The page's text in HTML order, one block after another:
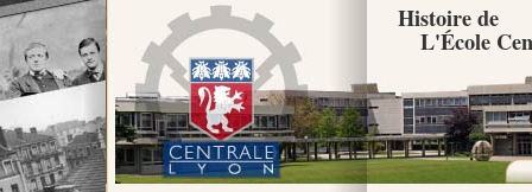
Histoire de
L'École